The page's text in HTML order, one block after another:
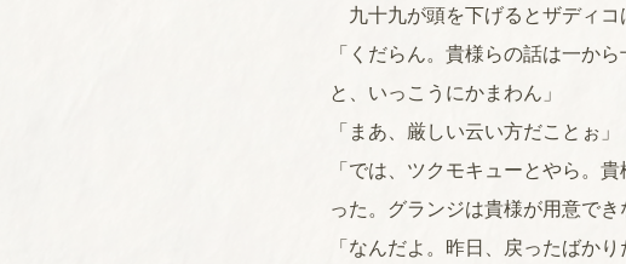
九十九が頭を下げるとザディコ
「くだらん。貴様らの話は一か
と、いっこうにかまわん」
「まあ、厳しい云い方だことぉ」
「では、ツクモキューとやら。
った。グランジは貴様が用意でき
「なんだよ。昨日、戻ったばか